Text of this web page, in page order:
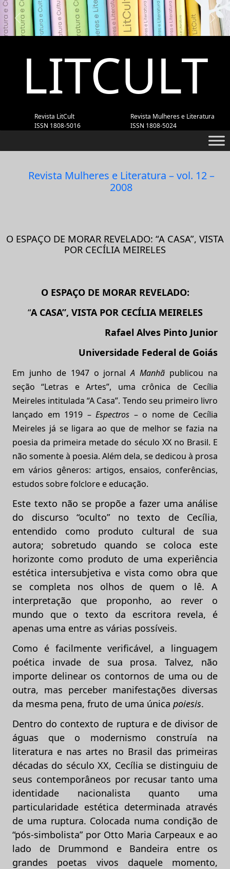
Previous Next
LITCULT
Revista LitCult
ISSN 1808-5016
Revista Mulheres e Literatura
ISSN 1808-5024
Revista Mulheres e Literatura – vol. 12 –
2008
O ESPAÇO DE MORAR REVELADO: “A CASA”, VISTA
POR CECÍLIA MEIRELES
O ESPAÇO DE MORAR REVELADO:
“A CASA”, VISTA POR CECÍLIA MEIRELES
Rafael Alves Pinto Junior
Universidade Federal de Goiás
Em junho de 1947 o jornalA Manhã publicou na
seção “Letras e Artes”, uma crônica de Cecília
Meireles intitulada “A Casa”. Tendo seu primeiro livro
lançado em 1919 –Espectros – o nome de Cecília
Meireles já se ligara ao que de melhor se fazia na
poesia da primeira metade do século XX no Brasil. E
não somente à poesia. Além dela, se dedicou à prosa
em vários gêneros: artigos, ensaios, conferências,
estudos sobre folclore e educação.
Este texto não se propõe a fazer uma análise
do discurso “oculto” no texto de Cecília,
entendido como produto cultural de sua
autora; sobretudo quando se coloca este
horizonte como produto de uma experiência
estética intersubjetiva e vista como obra que
se completa nos olhos de quem o lê. A
interpretação que proponho, ao rever o
mundo que o texto da escritora revela, é
apenas uma entre as várias possíveis.
Como é facilmente verificável, a linguagem
poética invade de sua prosa. Talvez, não
importe delinear os contornos de uma ou de
outra, mas perceber manifestações diversas
da mesma pena, fruto de uma única poiesis.
Dentro do contexto de ruptura e de divisor de
águas que o modernismo construía na
literatura e nas artes no Brasil das primeiras
décadas do século XX, Cecília se distinguiu de
seus contemporâneos por recusar tanto uma
identidade nacionalista quanto uma
particularidade estética determinada através
de uma ruptura. Colocada numa condição de
“pós-simbolista” por Otto Maria Carpeaux e ao
lado de Drummond e Bandeira entre os
grandes poetas vivos daquele momento,